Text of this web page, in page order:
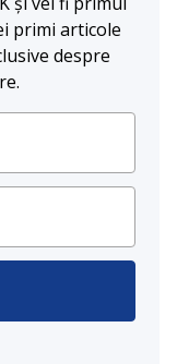
primi articole
despre